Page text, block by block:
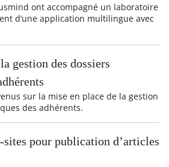
ont accompagné un laboratoire
d’une application multilingue avec
gestion des dossiers
sur la mise en place de la gestion
des adhérents.
pour publication d’articles